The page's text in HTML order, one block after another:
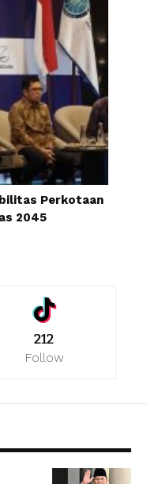
Perkotaan
2045
212
Follow